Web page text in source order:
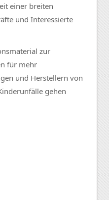
einer breiten
und Interessierte
zur
für mehr
und Herstellern von
gehen